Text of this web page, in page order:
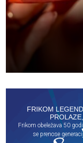
FRIKOM
Frikom obeležava 50
se prenose